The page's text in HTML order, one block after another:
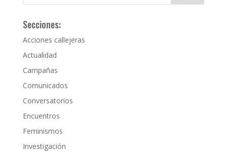
Secciones:
Acciones callejeras
Actualidad
Campañas
Comunicados
Conversatorios
Encuentros
Feminismos
Investigación